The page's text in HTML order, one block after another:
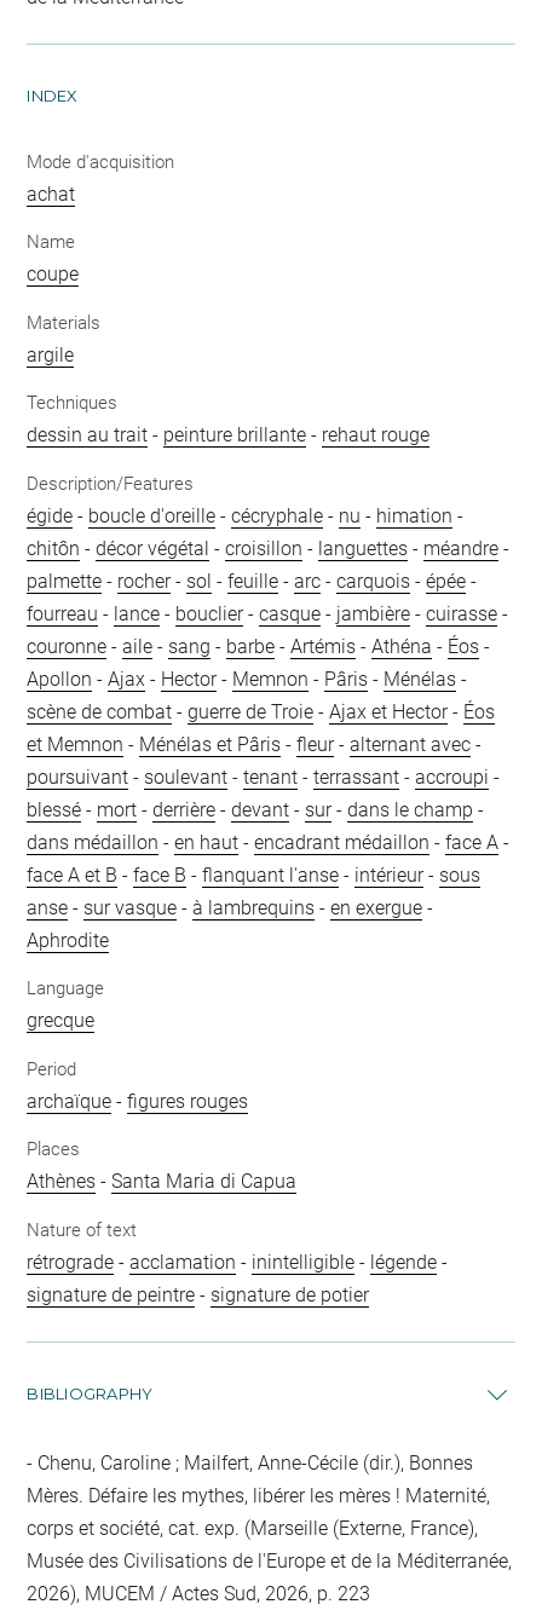
INDEX
Mode d'acquisition
achat
Name
coupe
Materials
argile
Techniques
dessin au trait - peinture brillante - rehaut rouge
Description/Features
égide - boucle d'oreille -cécryphale - nu - himation -
chitôn -décor végétal -croisillon - languettes - méandre -
palmette - rocher- sol -feuille -arc -carquois -épée -
fourreau - lance - bouclier-casque - jambière -cuirasse -
couronne -aile - sang - barbe -Artémis -Athéna - Éos -
Apollon -Ajax - Hector- Memnon - Pâris - Ménélas -
scène de combat -guerre de Troie -Ajax et Hector- Éos
et Memnon - Ménélas et Pâris -fleur-alternant avec -
poursuivant - soulevant -tenant -terrassant -accroupi -
blessé - mort -derrière -devant - sur-dans le champ -
dans médaillon -en haut -encadrant médaillon -face A -
face A et B -face B -flanquant l'anse - intérieur- sous
anse - sur vasque -à lambrequins -en exergue -
Aphrodite
Language
grecque
Period
archaïque -figures rouges
Places
Athènes -Santa Maria di Capua
Nature of text
rétrograde -acclamation - inintelligible - légende -
signature de peintre - signature de potier
BIBLIOGRAPHY
Chenu, Caroline ; Mailfert, Anne-Cécile (dir.), Bonnes
Mères. Défaire les mythes, libérer les mères ! Maternité,
corps et société, cat. exp. (Marseille (Externe, France),
Musée des Civilisations de l'Europe et de la Méditerranée,
2026), MUCEM / Actes Sud, 2026, p. 223